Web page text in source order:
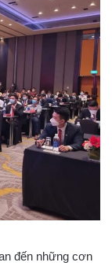
đến những cơn